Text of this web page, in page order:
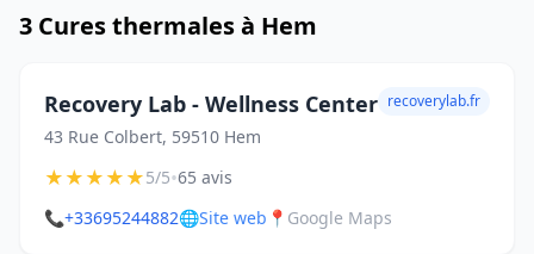
3 Cures thermales à Hem
Recovery Lab - Wellness Center
43 Rue Colbert, 59510 Hem
recoverylab.fr
★★★★★5/5•65 avis
📞+33695244882🌐Site web 📍 Google Maps